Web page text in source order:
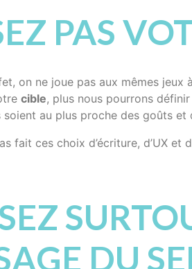
PAS
on ne joue pas aux mêmes jeux
cible, plus nous pourrons
au plus proche des goûts
fait ces choix d’écriture, d’UX et
DU